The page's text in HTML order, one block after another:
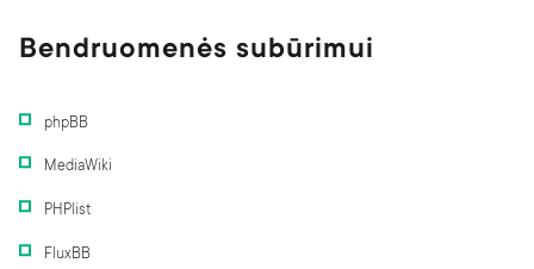
Bendruomenės subūrimui
phpBB
MediaWiki
PHPlist
FluxBB